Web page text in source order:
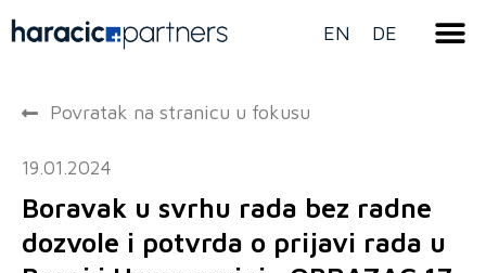
EN DE
Povratak na stranicu u fokusu
19.01.2024
Boravak u svrhu rada bez radne
dozvole i potvrda o prijavi rada u